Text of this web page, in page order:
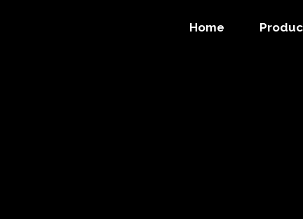
Home